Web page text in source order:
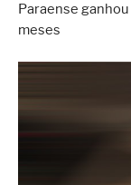
Sarados
do
Paraense
meses